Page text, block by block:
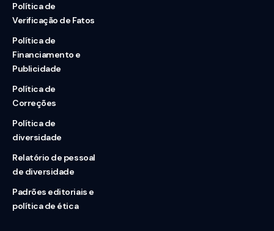
Política de
Verificação de Fatos
Política de
Financiamento e
Publicidade
Política de
Correções
Política de
diversidade
Relatório de pessoal
de diversidade
Padrões editoriais e
política de ética